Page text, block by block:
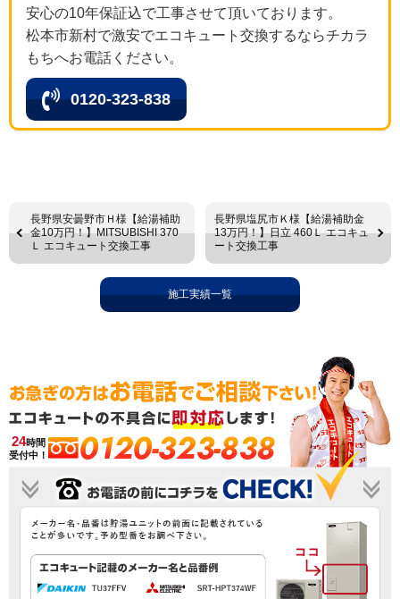
安心の10年保証込で工事させて頂いております。
松本市新村で激安でエコキュート交換するならチカラ
もちへお電話ください。
0120-323-838
長野県安曇野市Ｈ様【給湯補助
金10万円！】MITSUBISHI 370
Ｌ エコキュート交換工事
長野県塩尻市Ｋ様【給湯補助金
13万円！】日立 460Ｌ エコキュ
ート交換工事
施工実績一覧
24時間
受付中！
0120-323-838